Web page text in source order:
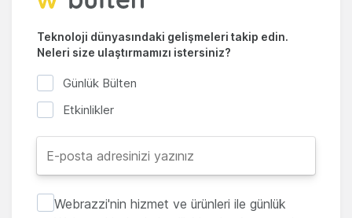
Teknoloji dünyasındaki gelişmeleri takip edin.
Neleri size ulaştırmamızı istersiniz?
Günlük Bülten
Etkinlikler
Webrazzi'nin hizmet ve ürünleri ile günlük